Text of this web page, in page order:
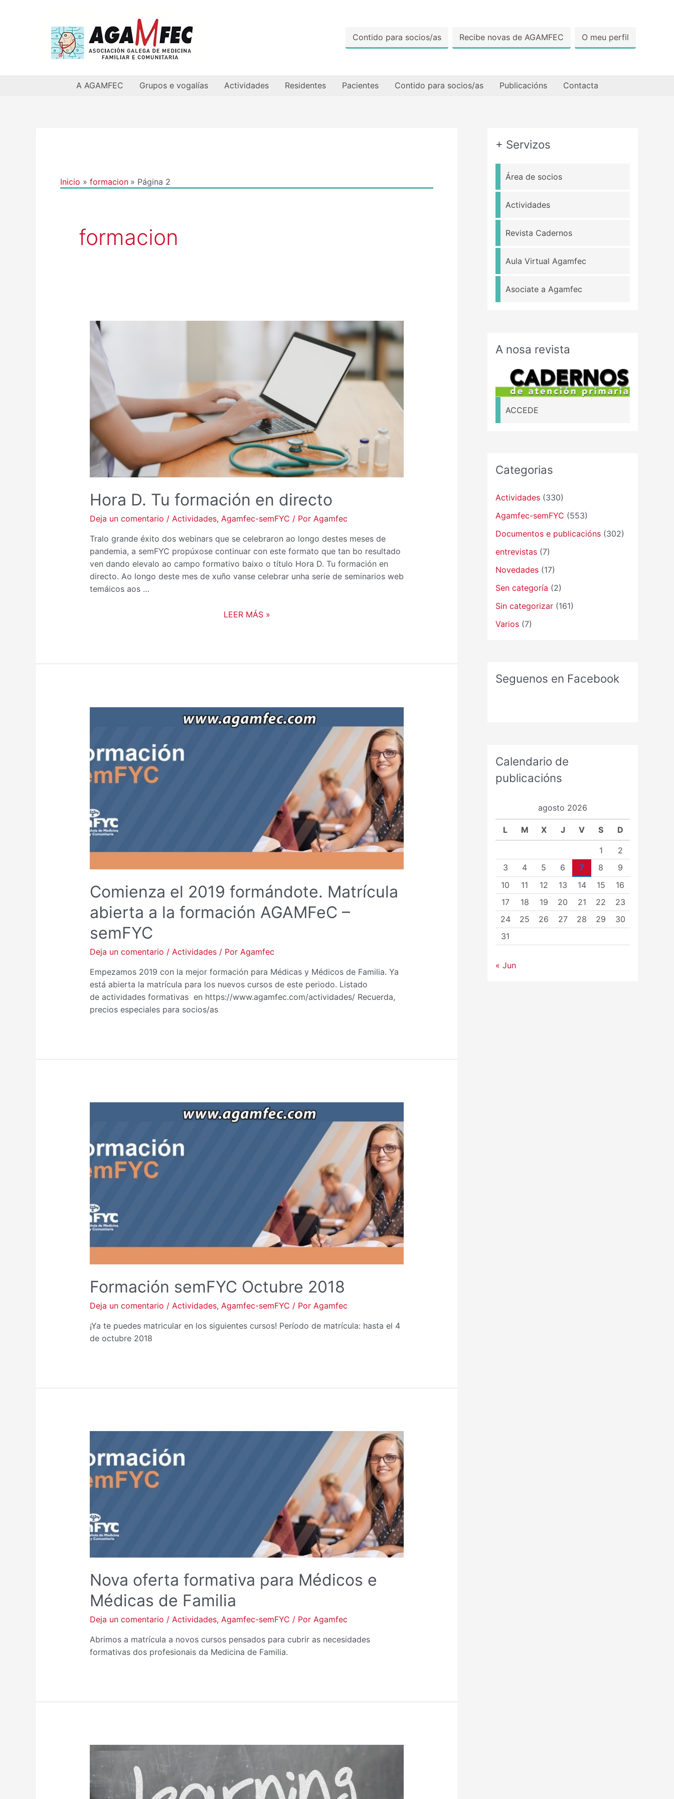
Contido para socios/as Recibe novas de AGAMFEC O meu perfil
A AGAMFEC Grupos e vogalías Actividades Residentes Pacientes Contido para socios/as Publicacións Contacta
Inicio formacion Página 2
formacion
Hora D. Tu formación en directo
Deja un comentario / Actividades, Agamfec-semFYC / Por Agamfec
Tralo grande éxito dos webinars que se celebraron ao longo destes meses de
pandemia, a semFYC propúxose continuar con este formato que tan bo resultado
ven dando elevalo ao campo formativo baixo o título Hora D. Tu formación en
directo. Ao longo deste mes de xuño vanse celebrar unha serie de seminarios web
temáicos aos …
DIRECTO
LEER MÁS »
Comienza el 2019 formándote. Matrícula
abierta a la formación AGAMFeC –
semFYC
Deja un comentario / Actividades/ Por Agamfec
Empezamos 2019 con la mejor formación para Médicas y Médicos de Familia. Ya
está abierta la matrícula para los nuevos cursos de este periodo. Listado
de actividades formativas en https://www.agamfec.com/actividades/ Recuerda,
precios especiales para socios/as
Formación semFYC Octubre 2018
Deja un comentario / Actividades, Agamfec-semFYC / Por Agamfec
¡Ya te puedes matricular en los siguientes cursos! Período de matrícula: hasta el 4
de octubre 2018
Nova oferta formativa para Médicos e
Médicas de Familia
Deja un comentario / Actividades, Agamfec-semFYC / Por Agamfec
Abrimos a matrícula a novos cursos pensados para cubrir as necesidades
formativas dos profesionais da Medicina de Familia.
SOBRE
ACTIVIDADES
AGAMFEC
+ Servizos
Área de socios
Actividades
Revista Cadernos
Aula Virtual Agamfec
Asociate a Agamfec
A nosa revista
ACCEDE
Categorias
Actividades (330)
Agamfec-semFYC (553)
Documentos e publicacións (302)
entrevistas (7)
Novedades (17)
Sen categoría (2)
Sin categorizar (161)
Varios (7)
Seguenos en Facebook
Calendario de
publicacións
agosto 2026
L M X J V S D
1
2
3
4 5 6 7 8
9
10
11 12 13 14 15
16
17
18 19 20 21 22
23
24
25 26 27 28 29
30
31
« Jun